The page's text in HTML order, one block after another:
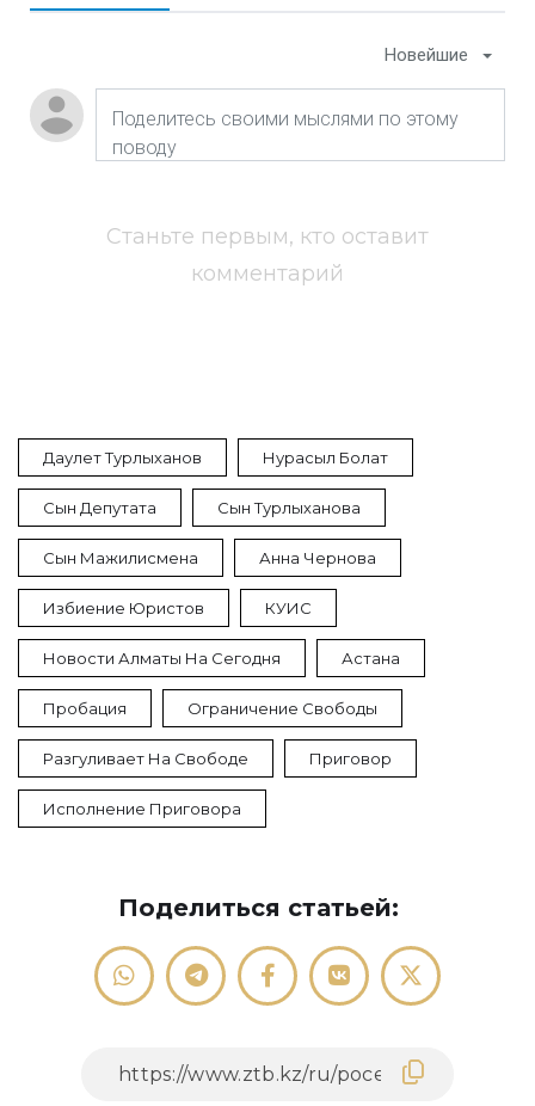
Новейшие
Станьте первым, кто оставит
комментарий
Даулет Турлыханов Нурасыл Болат
Сын Депутата Сын Турлыханова
Сын Мажилисмена Анна Чернова
Избиение Юристов КУИС
Новости Алматы На Сегодня Астана
Пробация Ограничение Свободы
Разгуливает На Свободе Приговор
Исполнение Приговора
Поделиться статьей: